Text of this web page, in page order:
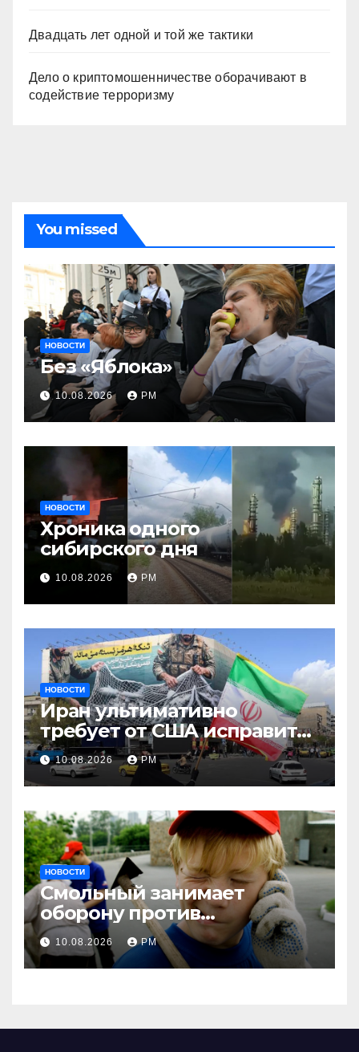
Двадцать лет одной и той же тактики
Дело о криптомошенничестве оборачивают в
содействие терроризму
You missed
НОВОСТИ
Без «Яблока»
10.08.2026 РМ
НОВОСТИ
Хроника одного
сибирского дня
10.08.2026 РМ
НОВОСТИ
Иран ультимативно
требует от США исправить
поведение
10.08.2026 РМ
НОВОСТИ
Смольный занимает
оборону против
несовершеннолетних и
мигрантов
10.08.2026 РМ